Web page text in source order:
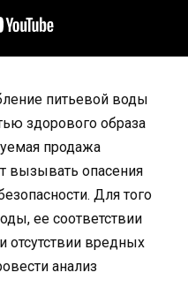
питьевой воды
здорового образа
продажа
вызывать опасения
Для того
ее соответствии
вредных
анализ